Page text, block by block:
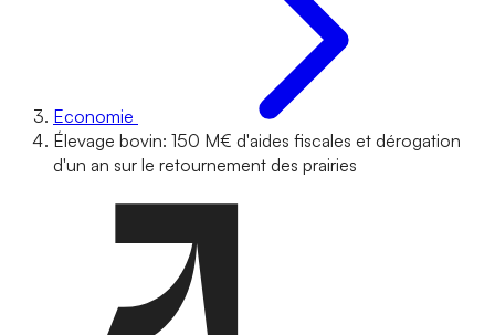
Economie
Élevage bovin: 150 M€ d'aides fiscales et dérogation
d'un an sur le retournement des prairies